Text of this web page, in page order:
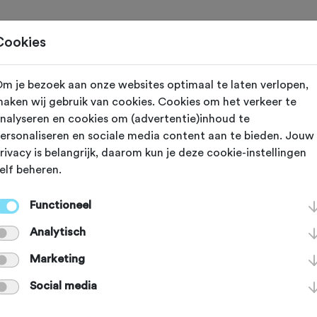
toevoegen voor:
Argste BouwXpert MTB
andere sportieve fietsers op weg. Bedankt!
toertocht?
je bezoek aan onze websites optimaal te laten verlopen,
wij gebruik van cookies. Cookies om het verkeer te
en cookies om (advertentie)inhoud te
en sociale media content aan te bieden. Jouw
is belangrijk, daarom kun je deze cookie-instellingen
beheren.
Functioneel
Analytisch
Marketing
Social media